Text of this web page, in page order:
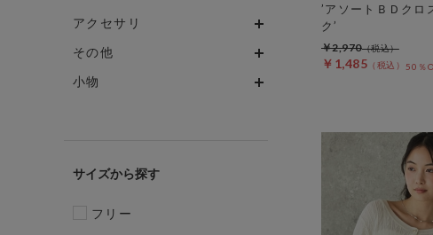
アクセサリ
その他
小物
サイズ
フリー
’アソートＢＤクロ
ク’
￥1,485 50％
￥2,970